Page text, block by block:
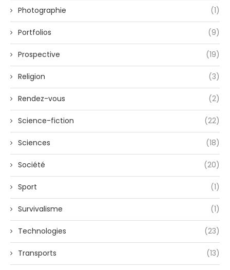
Photographie (1)
Portfolios (9)
Prospective (19)
Religion (3)
Rendez-vous (2)
Science-fiction (22)
Sciences (18)
Société (20)
Sport (1)
Survivalisme (1)
Technologies (23)
Transports (13)